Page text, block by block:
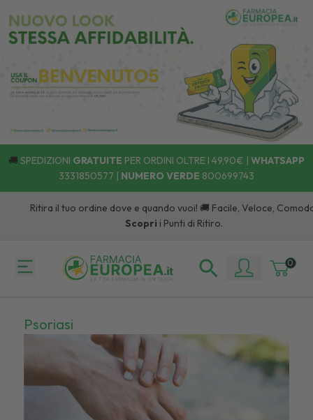
🚚 SPEDIZIONI GRATUITE PER ORDINI OLTRE I 49,90€ | WHATSAPP
3331850577 | NUMERO VERDE 800699743
Ritira il tuo ordine dove e quando vuoi! 🚚 Facile, Veloce, Comodo:
Scoprii Punti di Ritiro.
0
Psoriasi